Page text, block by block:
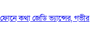
ফোনে কথা জেডি ভ্যান্সের, গভীর